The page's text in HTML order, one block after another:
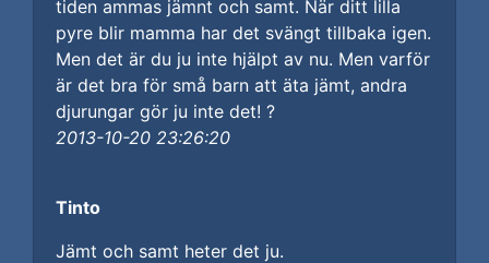
tiden ammas jämnt och samt. När ditt lilla
pyre blir mamma har det svängt tillbaka igen.
Men det är du ju inte hjälpt av nu. Men varför
är det bra för små barn att äta jämt, andra
djurungar gör ju inte det! ?
2013-10-20 23:26:20
Tinto
Jämt och samt heter det ju.